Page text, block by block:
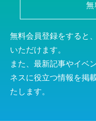
無
無料会員登録をすると
いただけます。
また、最新記事やイベ
ネスに役立つ情報を掲
たします。